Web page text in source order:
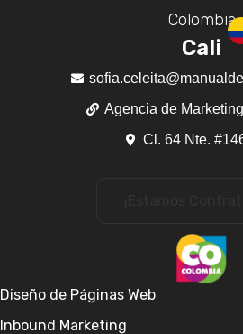
Diseño de Páginas Web
Inbound Marketing
Colombia
Cali
Agencia de
Cl. 64 Nte.